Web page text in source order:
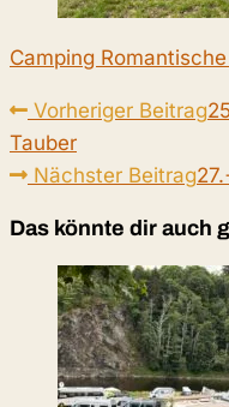
Camping
Weitere
Artikel
ansehen
Vorheriger Beitrag
Tauber
Nächster Beitrag
Das könnte dir auch